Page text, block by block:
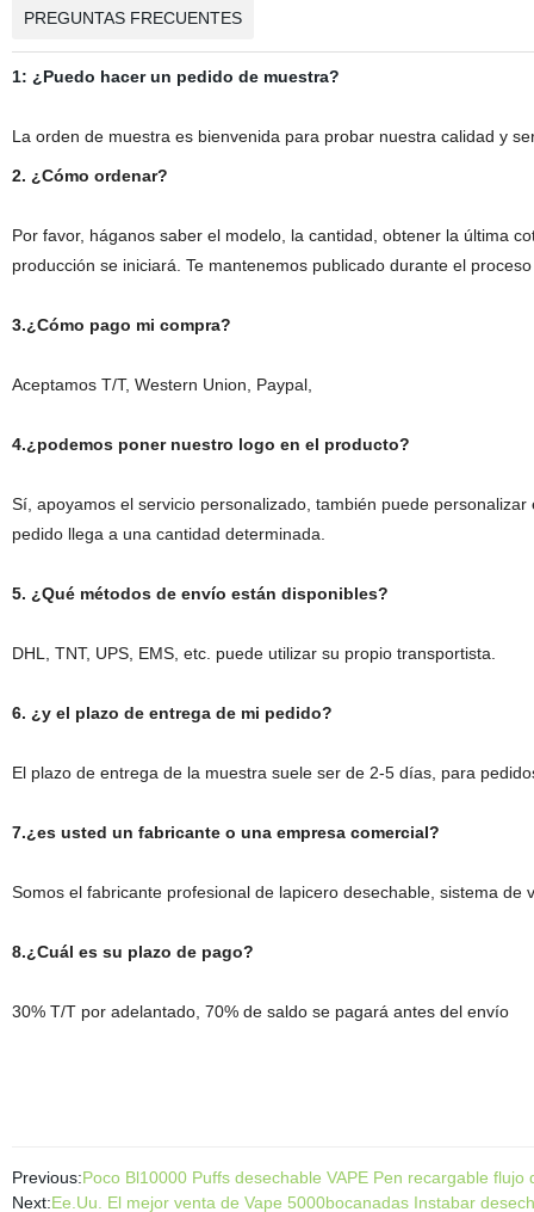
PREGUNTAS FRECUENTES
1: ¿Puedo hacer un pedido de muestra?
La orden de muestra es bienvenida para probar nuestra calidad y
2. ¿Cómo ordenar?
Por favor, háganos saber el modelo, la cantidad, obtener la última
producción se iniciará. Te mantenemos publicado durante el
3.¿Cómo pago mi compra?
Aceptamos T/T, Western Union, Paypal,
4.¿podemos poner nuestro logo en el producto?
Sí, apoyamos el servicio personalizado, también puede
pedido llega a una cantidad determinada.
5. ¿Qué métodos de envío están disponibles?
DHL, TNT, UPS, EMS, etc. puede utilizar su propio transportista.
6. ¿y el plazo de entrega de mi pedido?
El plazo de entrega de la muestra suele ser de 2-5 días, para
7.¿es usted un fabricante o una empresa comercial?
Somos el fabricante profesional de lapicero desechable, sistema de
8.¿Cuál es su plazo de pago?
30% T/T por adelantado, 70% de saldo se pagará antes del envío
Previous:Poco Bl10000 Puffs desechable VAPE Pen recargable
Next:Ee.Uu. El mejor venta de Vape 5000bocanadas Instabar